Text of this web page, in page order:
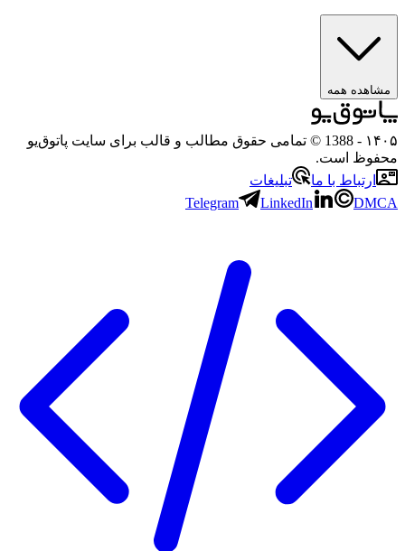
مشاهده همه
۱۴۰۵
- 1388 © تمامی حقوق مطالب و قالب برای سایت پاتوق‌یو
محفوظ است.
ارتباط با ما
تبلیغات
Telegram
LinkedIn DMCA